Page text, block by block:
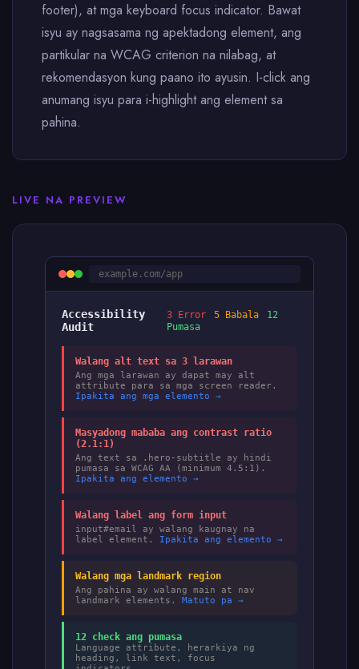
footer), at mga keyboard focus indicator. Bawat
isyu ay nagsasama ng apektadong element, ang
partikular na WCAG criterion na nilabag, at
rekomendasyon kung paano ito ayusin. I-click ang
anumang isyu para i-highlight ang element sa
pahina.
LIVE NA PREVIEW
example.com/app
Accessibility
Audit
3 Error 5 Babala
12
Pumasa
Walang alt text sa 3 larawan
Ang mga larawan ay dapat may alt
attribute para sa mga screen reader.
Ipakita ang mga elemento →
Masyadong mababa ang contrast ratio
(2.1:1)
Ang text sa .hero-subtitle ay hindi
pumasa sa WCAG AA (minimum 4.5:1).
Ipakita ang elemento →
Walang label ang form input
input#email ay walang kaugnay na
label element. Ipakita ang elemento →
Walang mga landmark region
Ang pahina ay walang main at nav
landmark elements. Matuto pa →
12 check ang pumasa
Language attribute, herarkiya ng
heading, link text, focus